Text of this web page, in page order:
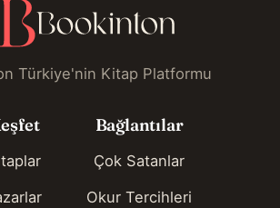
Türkiye'nin Kitap Platformu
Bağlantılar
Çok Satanlar
Okur Tercihleri